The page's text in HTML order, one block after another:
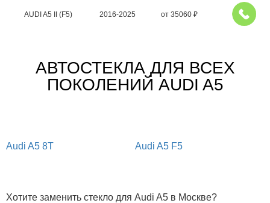
AUDI A5 II (F5) 2016-2025 от 35060 ₽
АВТОСТЕКЛА ДЛЯ ВСЕХ
ПОКОЛЕНИЙ AUDI A5
Audi A5 8T Audi A5 F5
Хотите заменить стекло для Audi A5 в Москве?